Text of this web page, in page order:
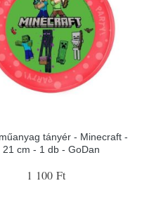
tányér - Minecraft -
21 cm - 1 db - GoDan
1 100 Ft